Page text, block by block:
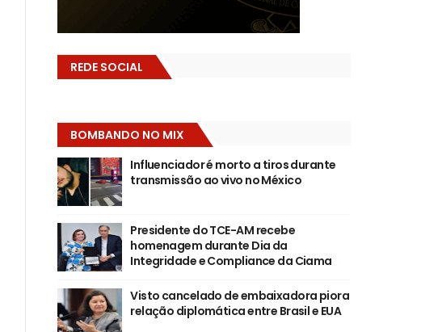
REDE SOCIAL
BOMBANDO NO MIX
Influenciador é morto a tiros durante
transmissão ao vivo no México
Presidente do TCE-AM recebe
homenagem durante Dia da
Integridade e Compliance da Ciama
Visto cancelado de embaixadora piora
relação diplomática entre Brasil e EUA